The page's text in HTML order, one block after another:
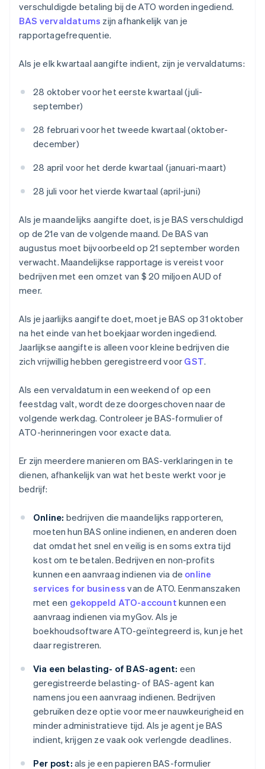
verschuldigde betaling bij de ATO worden ingediend.
BAS vervaldatums zijn afhankelijk van je
rapportagefrequentie.
Als je elk kwartaal aangifte indient, zijn je vervaldatums:
28 oktober voor het eerste kwartaal (juli-
september)
28 februari voor het tweede kwartaal (oktober-
december)
28 april voor het derde kwartaal (januari-maart)
28 juli voor het vierde kwartaal (april-juni)
Als je maandelijks aangifte doet, is je BAS verschuldigd
op de 21e van de volgende maand. De BAS van
augustus moet bijvoorbeeld op 21 september worden
verwacht. Maandelijkse rapportage is vereist voor
bedrijven met een omzet van $ 20 miljoen AUD of
meer.
Als je jaarlijks aangifte doet, moet je BAS op 31 oktober
na het einde van het boekjaar worden ingediend.
Jaarlijkse aangifte is alleen voor kleine bedrijven die
zich vrijwillig hebben geregistreerd voor GST.
Als een vervaldatum in een weekend of op een
feestdag valt, wordt deze doorgeschoven naar de
volgende werkdag. Controleer je BAS-formulier of
ATO-herinneringen voor exacte data.
Er zijn meerdere manieren om BAS-verklaringen in te
dienen, afhankelijk van wat het beste werkt voor je
bedrijf:
Online: bedrijven die maandelijks rapporteren,
moeten hun BAS online indienen, en anderen doen
dat omdat het snel en veilig is en soms extra tijd
kost om te betalen. Bedrijven en non-profits
kunnen een aanvraag indienen via de online
services for business van de ATO. Eenmanszaken
met een gekoppeld ATO-account kunnen een
aanvraag indienen via myGov. Als je
boekhoudsoftware ATO-geïntegreerd is, kun je het
daar registreren.
Via een belasting- of BAS-agent: een
geregistreerde belasting- of BAS-agent kan
namens jou een aanvraag indienen. Bedrijven
gebruiken deze optie voor meer nauwkeurigheid en
minder administratieve tijd. Als je agent je BAS
indient, krijgen ze vaak ook verlengde deadlines.
Per post: als je een papieren BAS-formulier